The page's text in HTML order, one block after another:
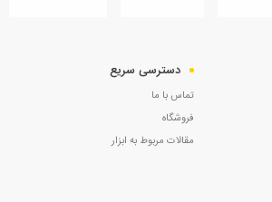
دسترسی سریع
تماس با ما
فروشگاه
مقالات مربوط به ابزار